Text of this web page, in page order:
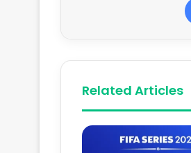
Related Articles